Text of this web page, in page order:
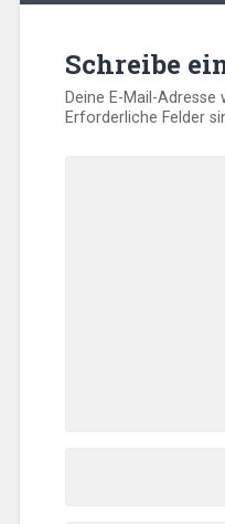
Schreibe
Deine E-Mail-
Erforderliche Felder